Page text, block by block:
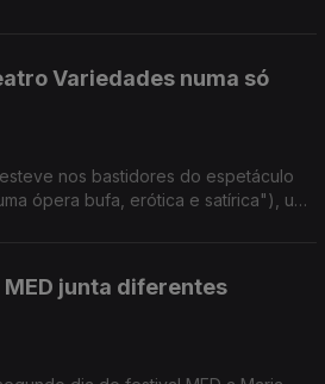
Variedades numa só
nos bastidores do espetáculo
ópera bufa, erótica e satírica"), um
junta diferentes